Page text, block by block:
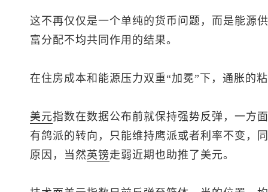
这不再仅仅是一个单纯的货币问题，而是能源
富分配不均共同作用的结果。
在住房成本和能源压力双重“加冕”下，通胀的
美元指数在数据公布前就保持强势反弹，一方
有鸽派的转向，只能维持鹰派或者利率不变，
原因，当然英镑走弱近期也助推了美元。